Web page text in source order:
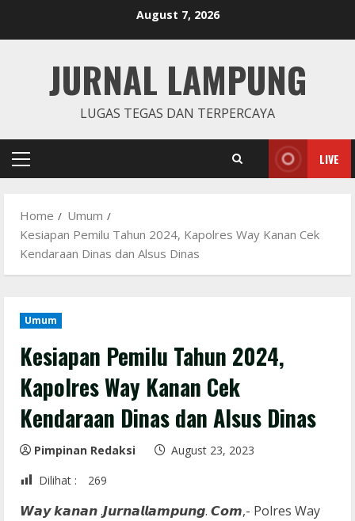
August 7, 2026
JURNAL LAMPUNG
LUGAS TEGAS DAN TERPERCAYA
Primary
LIVE
Home
Umum
Kesiapan Pemilu Tahun 2024, Kapolres Way Kanan Cek
Kendaraan Dinas dan Alsus Dinas
Umum
Kesiapan Pemilu Tahun 2024,
Kapolres Way Kanan Cek
Kendaraan Dinas dan Alsus Dinas
Pimpinan Redaksi
August 23, 2023
Dilihat :
269
𝙒𝙖𝙮 𝙠𝙖𝙣𝙖𝙣 .𝙅𝙪𝙧𝙣𝙖𝙡𝙡𝙖𝙢𝙥𝙪𝙣𝙜. 𝘾𝙤𝙢,- Polres Way